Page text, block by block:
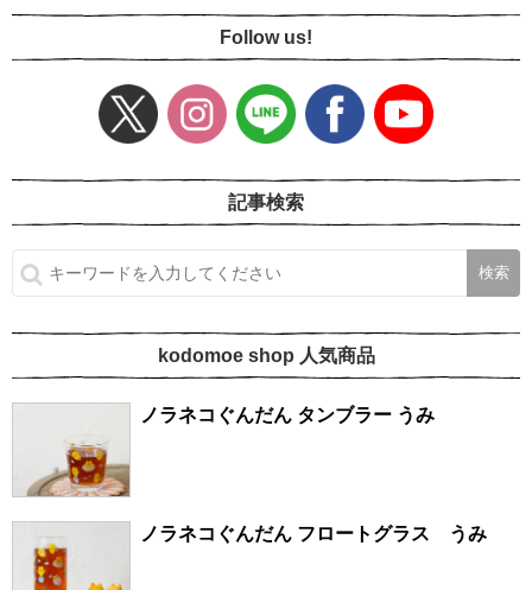
Follow us!
記事検索
kodomoe shop 人気商品
ノラネコぐんだん タンブラー うみ
ノラネコぐんだん フロートグラス うみ